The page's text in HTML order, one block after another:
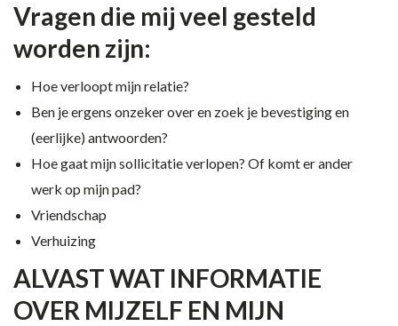
Vragen die mij veel gesteld
worden zijn:
Hoe verloopt mijn relatie?
Ben je ergens onzeker over en zoek je bevestiging en
(eerlijke) antwoorden?
Hoe gaat mijn sollicitatie verlopen? Of komt er ander
werk op mijn pad?
Vriendschap
Verhuizing
ALVAST WAT INFORMATIE
OVER MIJZELF EN MIJN